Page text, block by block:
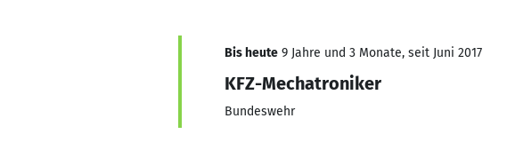
Bis heute 9 Jahre und 3 Monate, seit Juni 2017
KFZ-Mechatroniker
Bundeswehr